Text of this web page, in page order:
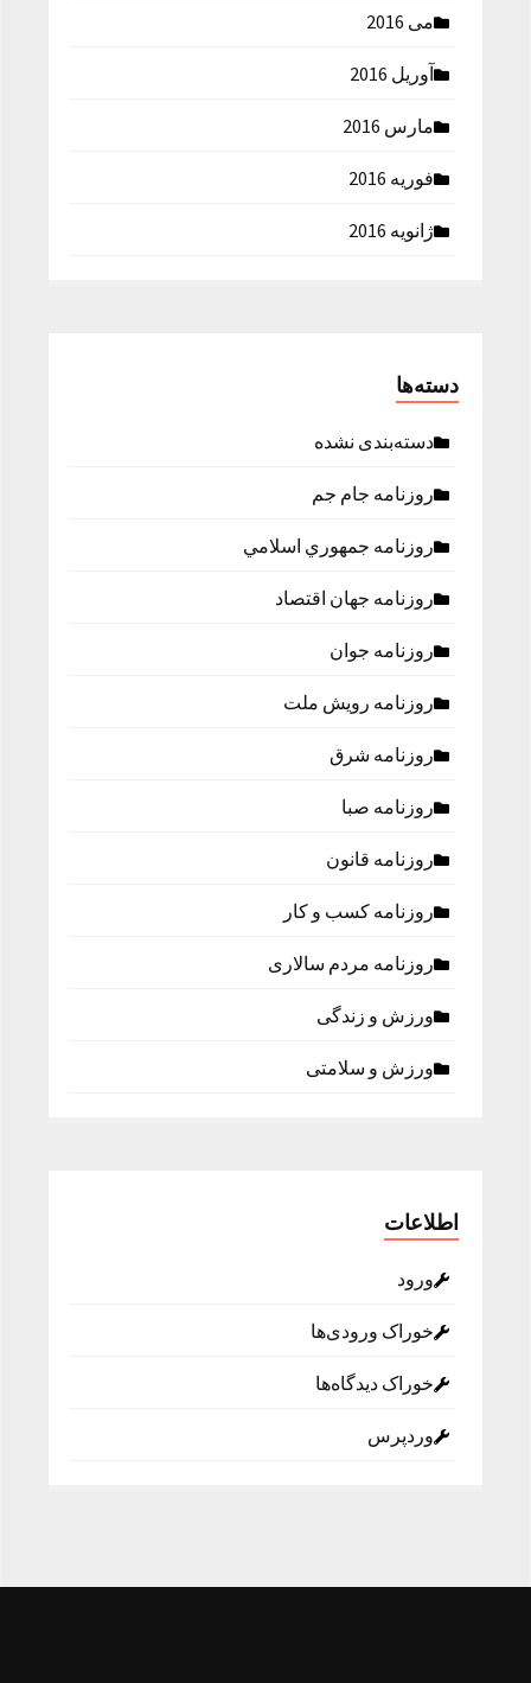
می 2016
آوریل 2016
مارس 2016
فوریه 2016
ژانویه 2016
دسته‌ها
دسته‌بندی نشده
روزنامه جام جم
روزنامه جمهوري اسلامي
روزنامه جهان اقتصاد
روزنامه جوان
روزنامه رویش ملت
روزنامه شرق
روزنامه صبا
روزنامه قانون
روزنامه كسب و كار
روزنامه مردم سالاری
ورزش و زندگی
ورزش و سلامتی
اطلاعات
ورود
خوراک ورودی‌ها
خوراک دیدگاه‌ها
وردپرس